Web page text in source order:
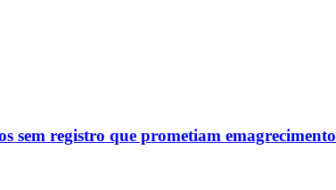
registro que prometiam emagrecimento